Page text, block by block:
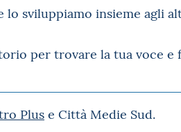
lo sviluppiamo insieme agli
per trovare la tua voce e
Pluse Città Medie Sud.